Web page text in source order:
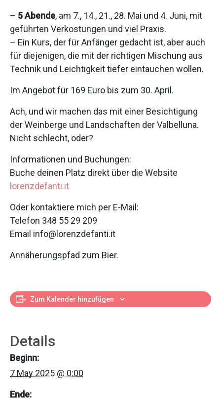
– 5 Abende, am 7., 14., 21., 28. Mai und 4. Juni, mit
geführten Verkostungen und viel Praxis.
– Ein Kurs, der für Anfänger gedacht ist, aber auch
für diejenigen, die mit der richtigen Mischung aus
Technik und Leichtigkeit tiefer eintauchen wollen.
Im Angebot für 169 Euro bis zum 30. April.
Ach, und wir machen das mit einer Besichtigung
der Weinberge und Landschaften der Valbelluna.
Nicht schlecht, oder?
Informationen und Buchungen:
Buche deinen Platz direkt über die Website
lorenzdefanti.it
Oder kontaktiere mich per E-Mail:
Telefon 348 55 29 209
Email info@lorenzdefanti.it
Annäherungspfad zum Bier.
Zum Kalender hinzufügen
Details
Beginn:
7 May 2025 @ 0:00
Ende: